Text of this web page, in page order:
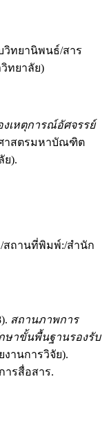
วิทยานิพนธ์/สาร
ทยาลัย)
งเหตุการณ์อัศจรรย์
าสตรมหาบัณฑิต
ย).
สถานที่พิมพ์:/สำนัก
สถานภาพการ
ษาขั้นพื้นฐานรองรับ
งานการวิจัย).
ารสื่อสาร.